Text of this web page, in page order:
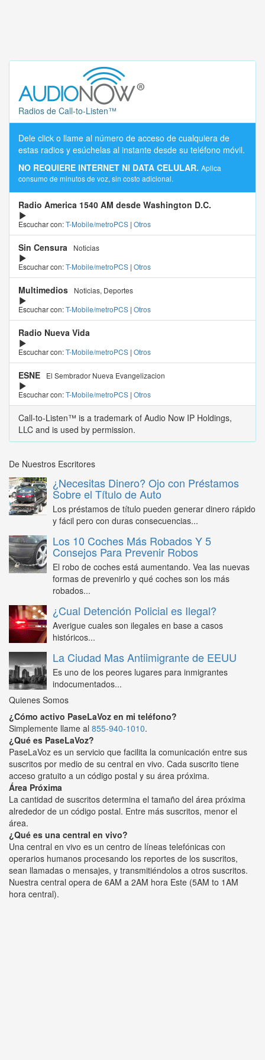
Radios de Call-to-Listen™
Dele click o llame al número de acceso de cualquiera de
estas radios y esúchelas al instante desde su teléfono móvil.
NO REQUIERE INTERNET NI DATA CELULAR. Aplica
consumo de minutos de voz, sin costo adicional.
Radio America 1540 AM desde Washington D.C.
Escuchar con:T-Mobile/metroPCS | Otros
Sin Censura
Noticias
Escuchar con:T-Mobile/metroPCS | Otros
Multimedios
Noticias, Deportes
Escuchar con:T-Mobile/metroPCS | Otros
Radio Nueva Vida
Escuchar con:T-Mobile/metroPCS | Otros
ESNE
El Sembrador Nueva Evangelizacion
Escuchar con:T-Mobile/metroPCS | Otros
Call-to-Listen™ is a trademark of Audio Now IP Holdings,
LLC and is used by permission.
De Nuestros Escritores
¿Necesitas Dinero? Ojo con Préstamos
Sobre el Título de Auto
Los préstamos de título pueden generar dinero rápido
y fácil pero con duras consecuencias...
Los 10 Coches Más Robados Y 5
Consejos Para Prevenir Robos
El robo de coches está aumentando. Vea las nuevas
formas de prevenirlo y qué coches son los más
robados...
¿Cual Detención Policial es Ilegal?
Averigue cuales son ilegales en base a casos
históricos...
La Ciudad Mas Antiimigrante de EEUU
Es uno de los peores lugares para inmigrantes
indocumentados...
Quienes Somos
¿Cómo activo PaseLaVoz en mi teléfono?
Simplemente llame al 855-940-1010.
¿Qué es PaseLaVoz?
PaseLaVoz es un servicio que facilita la comunicación entre sus
suscritos por medio de su central en vivo. Cada suscrito tiene
acceso gratuito a un código postal y su área próxima.
Área Próxima
La cantidad de suscritos determina el tamaño del área próxima
alrededor de un código postal. Entre más suscritos, menor el
área.
¿Qué es una central en vivo?
Una central en vivo es un centro de líneas telefónicas con
operarios humanos procesando los reportes de los suscritos,
sean llamadas o mensajes, y transmitiéndolos a otros suscritos.
Nuestra central opera de 6AM a 2AM hora Este (5AM to 1AM
hora central).